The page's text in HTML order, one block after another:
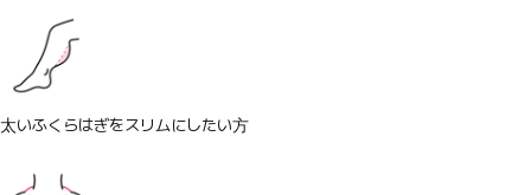
太いふくらはぎをスリムにしたい方